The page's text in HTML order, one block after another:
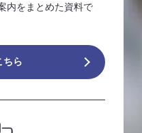
内をまとめた資料で
ちら